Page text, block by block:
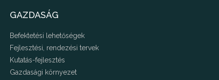
GAZDASÁG
Befektetési lehetőségek
Fejlesztési, rendezési tervek
Kutatás-fejlesztés
Gazdasági környezet